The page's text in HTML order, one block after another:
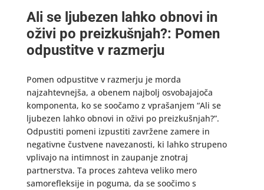
Ali se ljubezen lahko obnovi in
oživi po preizkušnjah?: Pomen
odpustitve v razmerju
Pomen odpustitve v razmerju je morda
najzahtevnejša, a obenem najbolj osvobajajoča
komponenta, ko se soočamo z vprašanjem “Ali se
ljubezen lahko obnovi in oživi po preizkušnjah?”.
Odpustiti pomeni izpustiti zavržene zamere in
negativne čustvene navezanosti, ki lahko strupeno
vplivajo na intimnost in zaupanje znotraj
partnerstva. Ta proces zahteva veliko mero
samorefleksije in poguma, da se soočimo s